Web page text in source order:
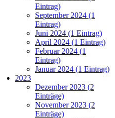
Eintrag)
September 2024 (1
Eintrag)
Juni 2024 (1 Eintrag)
April 2024 (1 Eintrag)
Februar 2024 (1
Eintrag)
Januar 2024 (1 Eintrag)
2023
Dezember 2023 (2
Einträge)
November 2023 (2
Einträge)